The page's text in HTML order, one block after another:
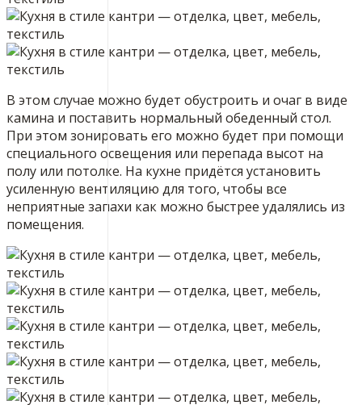
В этом случае можно будет обустроить и очаг в виде
камина и поставить нормальный обеденный стол.
При этом зонировать его можно будет при помощи
специального освещения или перепада высот на
полу или потолке. На кухне придётся установить
усиленную вентиляцию для того, чтобы все
неприятные запахи как можно быстрее удалялись из
помещения.